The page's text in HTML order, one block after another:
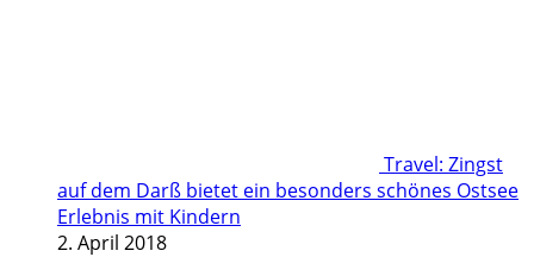
Travel: Zingst
auf dem Darß bietet ein besonders schönes Ostsee
Erlebnis mit Kindern
2. April 2018